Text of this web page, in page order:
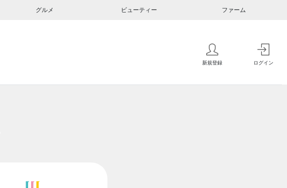
グルメ ビューティー ファーム
新規登録 ログイン